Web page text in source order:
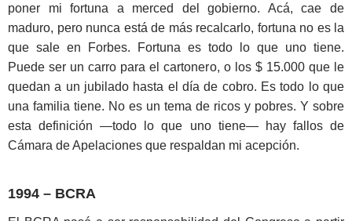
poner mi fortuna a merced del gobierno. Acá, cae de
maduro, pero nunca está de más recalcarlo, fortuna no es la
que sale en Forbes. Fortuna es todo lo que uno tiene.
Puede ser un carro para el cartonero, o los $ 15.000 que le
quedan a un jubilado hasta el día de cobro. Es todo lo que
una familia tiene. No es un tema de ricos y pobres. Y sobre
esta definición —todo lo que uno tiene— hay fallos de
Cámara de Apelaciones que respaldan mi acepción.
1994 – BCRA